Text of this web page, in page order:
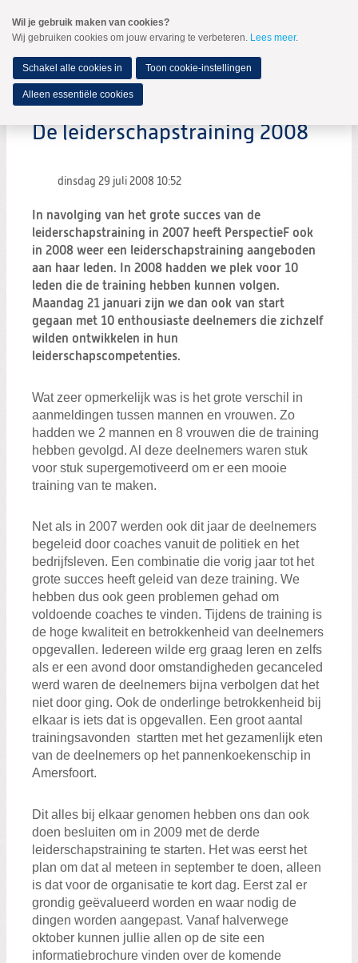
naar
Spring
de
inhoud
Spring
naar
hoofdmenu
MENU
Zoeken:
De leiderschapstraining 2008
dinsdag 29 juli 2008 10:52
In navolging van het grote succes van de
leiderschapstraining in 2007 heeft PerspectieF ook
in 2008 weer een leiderschapstraining aangeboden
aan haar leden. In 2008 hadden we plek voor 10
leden die de training hebben kunnen volgen.
Maandag 21 januari zijn we dan ook van start
gegaan met 10 enthousiaste deelnemers die zichzelf
wilden ontwikkelen in hun
leiderschapscompetenties.
Wat zeer opmerkelijk was is het grote verschil in
aanmeldingen tussen mannen en vrouwen. Zo
hadden we 2 mannen en 8 vrouwen die de training
hebben gevolgd. Al deze deelnemers waren stuk
voor stuk supergemotiveerd om er een mooie
training van te maken.
Net als in 2007 werden ook dit jaar de deelnemers
begeleid door coaches vanuit de politiek en het
bedrijfsleven. Een combinatie die vorig jaar tot het
grote succes heeft geleid van deze training. We
hebben dus ook geen problemen gehad om
voldoende coaches te vinden. Tijdens de training is
de hoge kwaliteit en betrokkenheid van deelnemers
opgevallen. Iedereen wilde erg graag leren en zelfs
als er een avond door omstandigheden gecanceled
werd waren de deelnemers bijna verbolgen dat het
niet door ging. Ook de onderlinge betrokkenheid bij
elkaar is iets dat is opgevallen. Een groot aantal
trainingsavonden startten met het gezamenlijk eten
van de deelnemers op het pannenkoekenschip in
Amersfoort.
Dit alles bij elkaar genomen hebben ons dan ook
doen besluiten om in 2009 met de derde
leiderschapstraining te starten. Het was eerst het
plan om dat al meteen in september te doen, alleen
is dat voor de organisatie te kort dag. Eerst zal er
grondig geëvalueerd worden en waar nodig de
dingen worden aangepast. Vanaf halverwege
oktober kunnen jullie allen op de site een
informatiebrochure vinden over de komende
Wil je gebruik maken van cookies?
Wij gebruiken cookies om jouw ervaring te verbeteren. Lees meer.
Schakel alle cookies in Toon cookie-instellingen
Alleen essentiële cookies